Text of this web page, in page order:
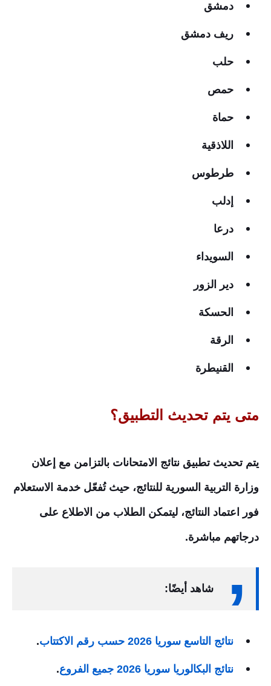
دمشق
ريف دمشق
حلب
حمص
حماة
اللاذقية
طرطوس
إدلب
درعا
السويداء
دير الزور
الحسكة
الرقة
القنيطرة
متى يتم تحديث التطبيق؟
يتم تحديث تطبيق نتائج الامتحانات بالتزامن مع إعلان
وزارة التربية السورية للنتائج، حيث تُفعّل خدمة الاستعلام
فور اعتماد النتائج، ليتمكن الطلاب من الاطلاع على
درجاتهم مباشرة.
شاهد أيضًا:
نتائج التاسع سوريا 2026 حسب رقم الاكتتاب .
نتائج البكالوريا سوريا 2026 جميع الفروع .